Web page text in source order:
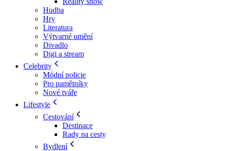
Hudba
Hry
Literatura
Výtvarné umění
Divadlo
Digi a stream
Celebrity
Módní policie
Pro pamětníky
Nové tváře
Lifestyle
Cestování
Destinace
Rady na cesty
Bydlení